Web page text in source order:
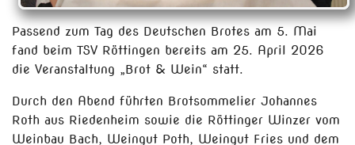
Passend zum Tag des Deutschen Brotes am 5. Mai
fand beim TSV Röttingen bereits am 25. April 2026
die Veranstaltung „Brot & Wein“ statt.
Durch den Abend führten Brotsommelier Johannes
Roth aus Riedenheim sowie die Röttinger Winzer vom
Weinbau Bach, Weingut Poth, Weingut Fries und dem